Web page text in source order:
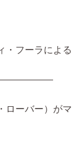
・フーラによる
ローバー）がマ